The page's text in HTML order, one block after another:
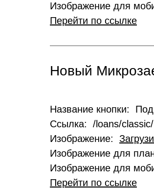
Изображение для
Перейти по ссылке
Новый
Название кнопки:
Ссылка: /loans/classic/
Изображение:
Изображение для
Изображение для
Перейти по ссылке